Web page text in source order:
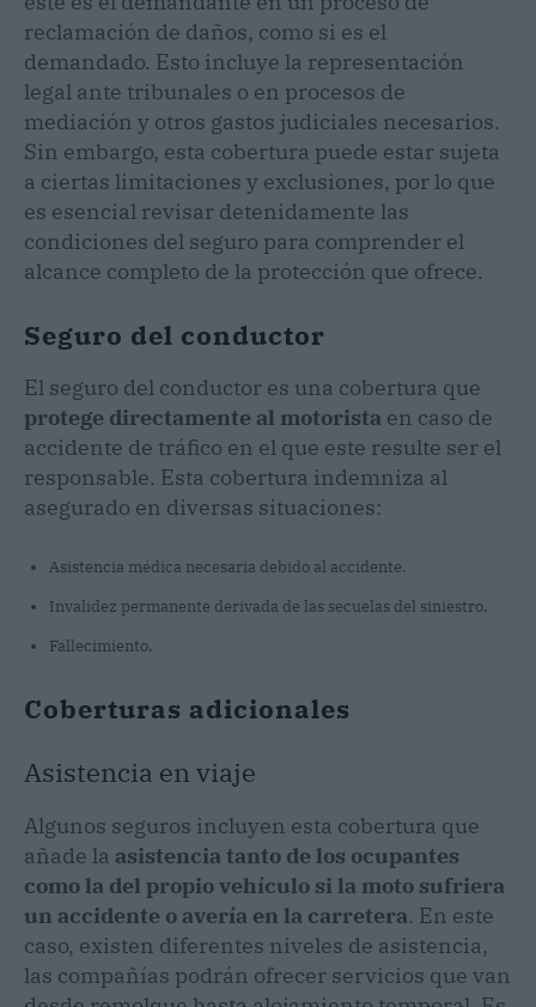
reclamación de daños, como si es el
demandado. Esto incluye la representación
legal ante tribunales o en procesos de
mediación y otros gastos judiciales necesarios.
Sin embargo, esta cobertura puede estar sujeta
a ciertas limitaciones y exclusiones, por lo que
es esencial revisar detenidamente las
condiciones del seguro para comprender el
alcance completo de la protección que ofrece.
Seguro del conductor
El seguro del conductor es una cobertura que
protege directamente al motorista en caso de
accidente de tráfico en el que este resulte ser el
responsable. Esta cobertura indemniza al
asegurado en diversas situaciones:
Asistencia médica necesaria debido al accidente.
Invalidez permanente derivada de las secuelas del siniestro.
Fallecimiento.
Coberturas adicionales
Asistencia en viaje
Algunos seguros incluyen esta cobertura que
añade la asistencia tanto de los ocupantes
como la del propio vehículo si la moto sufriera
un accidente o avería en la carretera. En este
caso, existen diferentes niveles de asistencia,
las compañías podrán ofrecer servicios que van